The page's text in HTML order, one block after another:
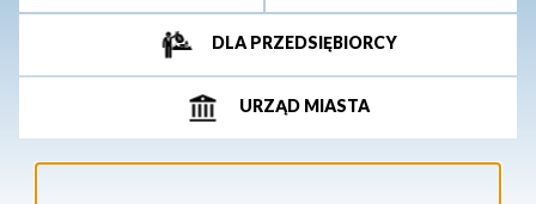
DLA PRZEDSIĘBIORCY
URZĄD MIASTA